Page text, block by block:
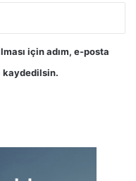
için adım, e-posta
kaydedilsin.